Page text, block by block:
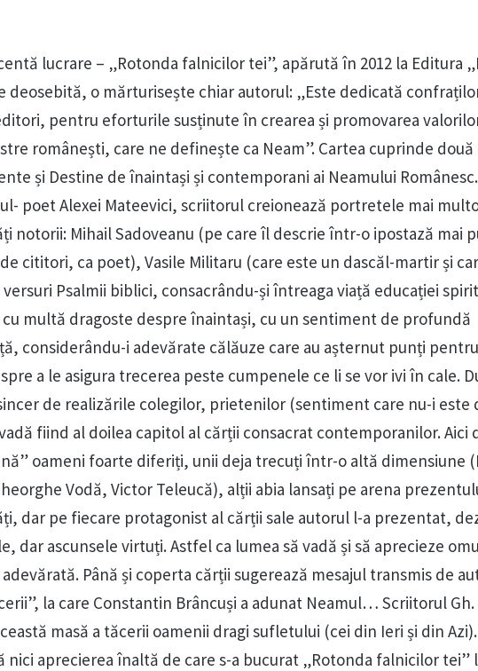
lucrare – „Rotonda falnicilor tei”, apărută în 2012 la Editura
deosebită, o mărturisește chiar autorul: „Este dedicată
pentru eforturile susținute în crearea și promovarea
românești, care ne definește ca Neam”. Cartea cuprinde
și Destine de înaintași și contemporani ai Neamului
poet Alexei Mateevici, scriitorul creionează portretele mai
notorii: Mihail Sadoveanu (pe care îl descrie într-o ipostază mai
cititori, ca poet), Vasile Militaru (care este un dascăl-martir și
Psalmii biblici, consacrându-și întreaga viață educației
cu multă dragoste despre înaintași, cu un sentiment de profundă
considerându-i adevărate călăuze care au așternut punți
a le asigura trecerea peste cumpenele ce li se vor ivi în cale.
de realizările colegilor, prietenilor (sentiment care nu-i este
fiind al doilea capitol al cărții consacrat contemporanilor. Aici
oameni foarte diferiți, unii deja trecuți într-o altă dimensiune
Vodă, Victor Teleucă), alții abia lansați pe arena
dar pe fiecare protagonist al cărții sale autorul l-a prezentat,
dar ascunsele virtuți. Astfel ca lumea să vadă și să aprecieze
Până și coperta cărții sugerează mesajul transmis de
la care Constantin Brâncuși a adunat Neamul… Scriitorul Gh.
masă a tăcerii oamenii dragi sufletului (cei din Ieri și din
nici aprecierea înaltă de care s-a bucurat „Rotonda falnicilor tei”